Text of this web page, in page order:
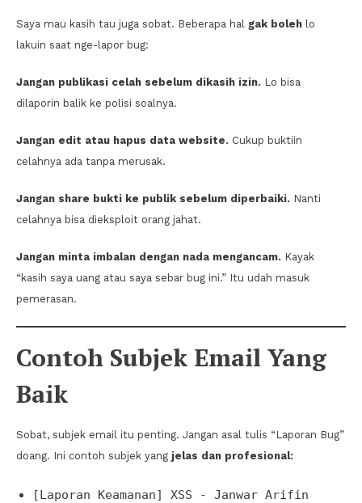
Saya mau kasih tau juga sobat. Beberapa hal gak boleh lo
lakuin saat nge-lapor bug:
Jangan publikasi celah sebelum dikasih izin. Lo bisa
dilaporin balik ke polisi soalnya.
Jangan edit atau hapus data website. Cukup buktiin
celahnya ada tanpa merusak.
Jangan share bukti ke publik sebelum diperbaiki. Nanti
celahnya bisa dieksploit orang jahat.
Jangan minta imbalan dengan nada mengancam. Kayak
“kasih saya uang atau saya sebar bug ini.” Itu udah masuk
pemerasan.
Contoh Subjek Email Yang
Baik
Sobat, subjek email itu penting. Jangan asal tulis “Laporan Bug”
doang. Ini contoh subjek yang jelas dan profesional:
[Laporan Keamanan] XSS - Janwar Arifin